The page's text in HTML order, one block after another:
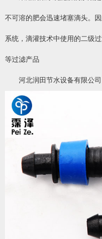
不可溶的肥会迅速堵塞滴头。
系统，滴灌技术中使用的二级
等过滤产品
河北润田节水设备有限公司